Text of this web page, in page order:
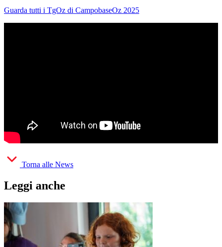
Guarda tutti i TgOz di CampobaseOz 2025
Torna alle News
Leggi anche